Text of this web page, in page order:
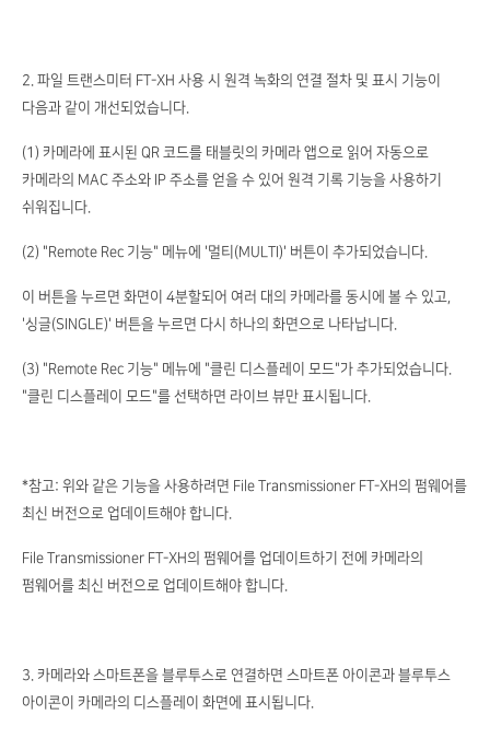
2. 파일 트랜스미터 FT-XH 사용 시 원격 녹화의 연결 절차 및 표시 기능이
다음과 같이 개선되었습니다.
(1) 카메라에 표시된 QR 코드를 태블릿의 카메라 앱으로 읽어 자동으로
카메라의 MAC 주소와 IP 주소를 얻을 수 있어 원격 기록 기능을 사용하기
쉬워집니다.
(2) "Remote Rec 기능" 메뉴에 '멀티(MULTI)' 버튼이 추가되었습니다.
이 버튼을 누르면 화면이 4분할되어 여러 대의 카메라를 동시에 볼 수 있고,
'싱글(SINGLE)' 버튼을 누르면 다시 하나의 화면으로 나타납니다.
(3) "Remote Rec 기능" 메뉴에 "클린 디스플레이 모드"가 추가되었습니다.
"클린 디스플레이 모드"를 선택하면 라이브 뷰만 표시됩니다.
*참고: 위와 같은 기능을 사용하려면 File Transmissioner FT-XH의 펌웨어를
최신 버전으로 업데이트해야 합니다.
File Transmissioner FT-XH의 펌웨어를 업데이트하기 전에 카메라의
펌웨어를 최신 버전으로 업데이트해야 합니다.
3. 카메라와 스마트폰을 블루투스로 연결하면 스마트폰 아이콘과 블루투스
아이콘이 카메라의 디스플레이 화면에 표시됩니다.